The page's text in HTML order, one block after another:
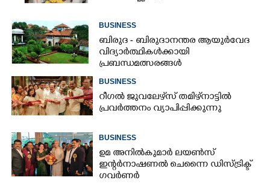
BUSINESS
ബിരുദ - ബിരുദാനന്തര ആയുർവേദ
വിദ്യാർത്ഥികൾക്കായി
പ്രബന്ധമത്സരങ്ങൾ
BUSINESS
റീഗൽ ജുവലേഴ്‌സ് തമിഴ്‌നാട്ടിൽ
പ്രവർത്തനം വ്യാപിപ്പിക്കുന്നു
BUSINESS
ഉമ അനിൽകുമാർ ലയൺസ്
ഇന്റർനാഷണൽ ചെന്നൈ ഡിസ്ട്രിക്ട്
ഗവർണർ